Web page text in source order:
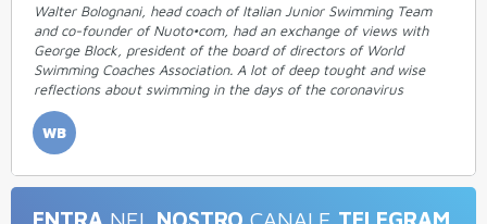
Walter Bolognani, head coach of Italian Junior Swimming Team
and co-founder of Nuoto•com, had an exchange of views with
George Block, president of the board of directors of World
Swimming Coaches Association. A lot of deep tought and wise
reflections about swimming in the days of the coronavirus
WB
ENTRA NEL NOSTRO CANALE TELEGRAM